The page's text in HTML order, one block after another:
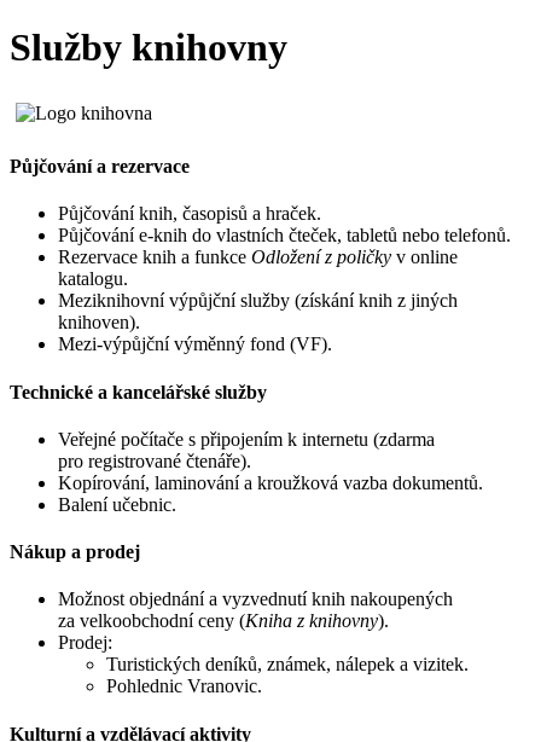
Služby knihovny
Půjčování a rezervace
Půjčování knih, časopisů a hraček.
Půjčování e-knih do vlastních čteček, tabletů nebo telefonů.
Rezervace knih a funkce Odložení z poličky v online
katalogu.
Meziknihovní výpůjční služby (získání knih z jiných
knihoven).
Mezi-výpůjční výměnný fond (VF).
Technické a kancelářské služby
Veřejné počítače s připojením k internetu (zdarma
pro registrované čtenáře).
Kopírování, laminování a kroužková vazba dokumentů.
Balení učebnic.
Nákup a prodej
Možnost objednání a vyzvednutí knih nakoupených
za velkoobchodní ceny (Kniha z knihovny).
Prodej:
Turistických deníků, známek, nálepek a vizitek.
Pohlednic Vranovic.
Kulturní a vzdělávací aktivity